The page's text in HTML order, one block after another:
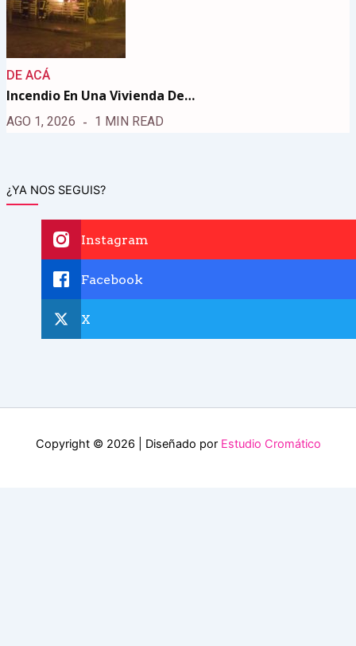
DE ACÁ
Incendio En Una Vivienda De…
AGO 1, 2026 1 MIN READ
¿YA NOS SEGUIS?
Instagram
Facebook
X
Copyright © 2026 | Diseñado por Estudio Cromático